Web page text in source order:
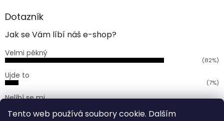
Tento web používá soubory cookie. Dalším
Dotazník
Jak se Vám líbí náš e-shop?
Velmi pěkný
(82%)
Ujde to
(7%)
Nelíbí se mi